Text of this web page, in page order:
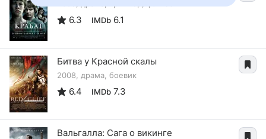
6.3 IMDb 6.1
Битва у Красной скалы
2008, драма, боевик
6.4 IMDb 7.3
Вальгалла: Сага о викинге